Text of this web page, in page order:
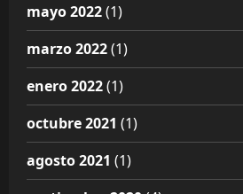
mayo 2022(1)
marzo 2022(1)
enero 2022(1)
octubre 2021 (1)
agosto 2021 (1)